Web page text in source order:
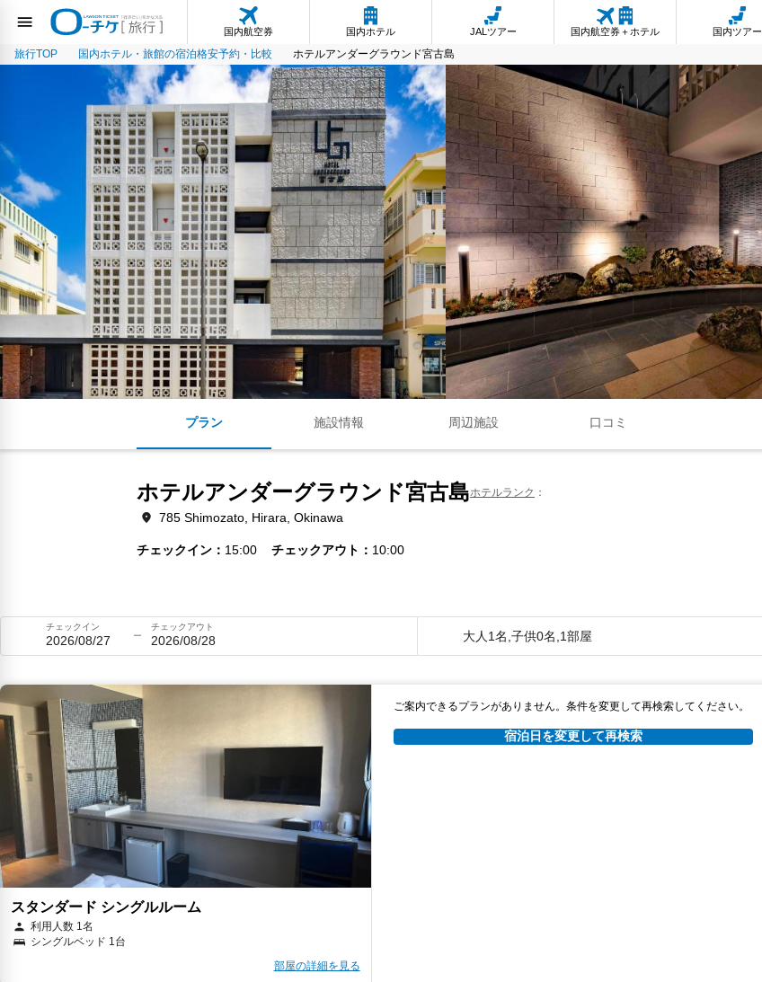
国内航空券 国内ホテル JALツアー 国内航空券＋ホテル 国内ツアー
旅行TOP 国内ホテル・旅館の宿泊格安予約・比較 ホテルアンダーグラウンド宮古島
プラン 施設情報 周辺施設 口コミ
ホテルアンダーグラウンド宮古島ホテルランク
785 Shimozato, Hirara, Okinawa
チェックイン 15:00 チェックアウト 10:00
チェックイン
2026/08/27
チェックアウト
2026/08/28 大人1名,子供0名,1部屋
スタンダード シングルルーム
利用人数 1名
シングルベッド 1台
部屋の詳細を見る
ご案内できるプランがありません。条件を変更して再検索してください。
宿泊日を変更して再検索